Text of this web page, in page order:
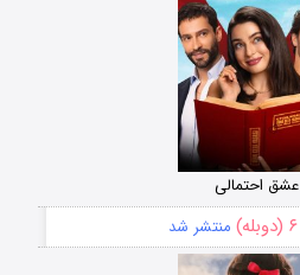
عشق احتمالی
۶ (دوبله) منتشر شد